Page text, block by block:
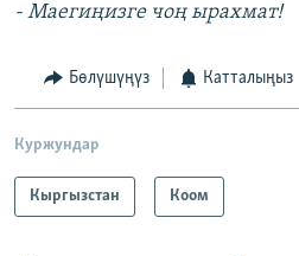
- Маегиңизге чоң ырахмат!
Бөлүшүңүз Катталыңыз
Куржундар
Кыргызстан Коом